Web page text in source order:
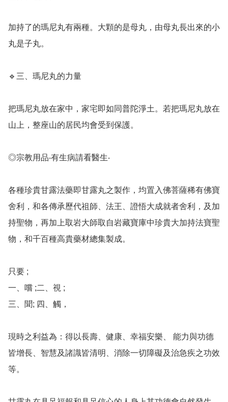
加持了的瑪尼丸有兩種。大顆的是母丸，由母丸長出來的小
丸是子丸。
🔹️三、瑪尼丸的力量
把瑪尼丸放在家中，家宅即如同普陀淨土。若把瑪尼丸放在
山上，整座山的居民均會受到保護。
◎宗教用品‧有生病請看醫生‧
各種珍貴甘露法藥即甘露丸之製作，均置入佛菩薩稀有佛寶
舍利，和各傳承歷代祖師、法王、證悟大成就者舍利，及加
持聖物，再加上取岩大師取自岩藏寶庫中珍貴大加持法寶聖
物，和千百種高貴藥材總集製成。
只要 ;
一、嚐 ;二、視 ;
三、聞; 四、觸，
現時之利益為：得以長壽、健康、幸福安樂、 能力與功德
皆增長、智慧及諸識皆清明、消除一切障礙及治急疾之功效
等。